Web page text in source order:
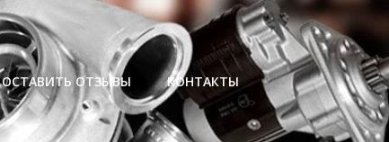
ОСТАВИТЬ ОТЗЫВЫ КОНТАКТЫ